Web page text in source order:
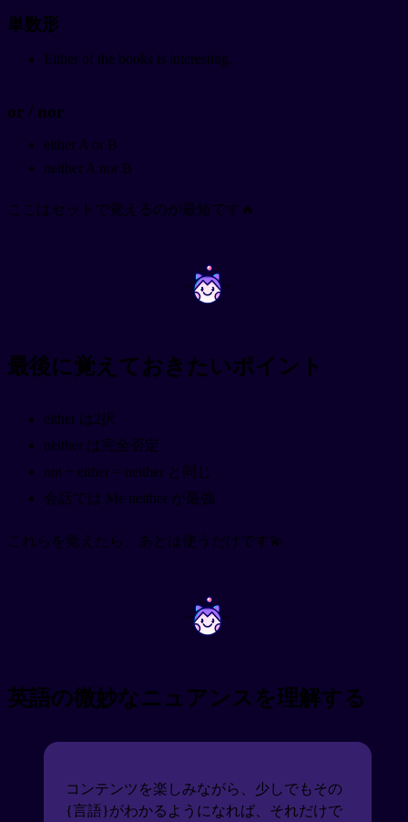
単数形
Either of the books is interesting.
or / nor
either A or B
neither A nor B
ここはセットで覚えるのが最短です🔥
~ ~
最後に覚えておきたいポイント
either は2択
neither は完全否定
not + either = neither と同じ
会話では Me neither が最強
これらを覚えたら、あとは使うだけです💫
~ ~
英語の微妙なニュアンスを理解する
コンテンツを楽しみながら、少しでもその
{言語}がわかるようになれば、それだけで